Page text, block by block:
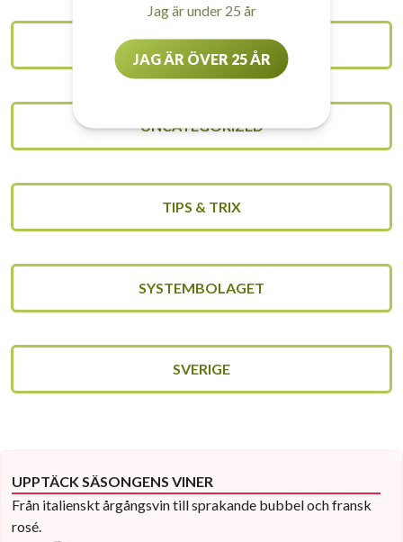
VIN
UNCATEGORIZED
TIPS & TRIX
SYSTEMBOLAGET
SVERIGE
UPPTÄCK SÄSONGENS VINER
Från italienskt årgångsvin till sprakande bubbel och fransk
rosé.
Jag är under 25 år
JAG ÄR ÖVER 25 ÅR